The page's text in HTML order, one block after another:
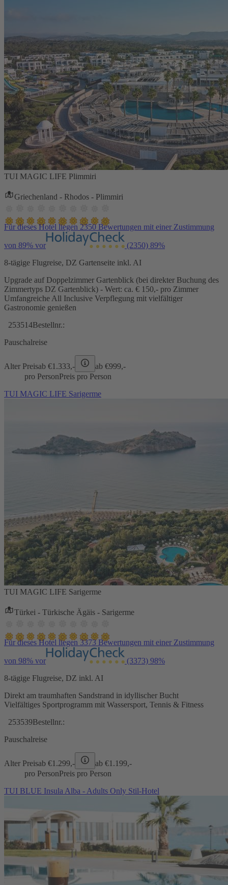
TUI MAGIC LIFE Plimmiri
Griechenland - Rhodos - Plimmiri
Für dieses Hotel liegen 2350 Bewertungen mit einer Zustimmung
von 89% vor (2350) 89%
8-tägige Flugreise, DZ Gartenseite inkl. AI
Upgrade auf Doppelzimmer Gartenblick (bei direkter Buchung des
Zimmertyps DZ Gartenblick) - Wert: ca. € 150,- pro Zimmer
Umfangreiche All Inclusive Verpflegung mit vielfältiger
Gastronomie genießen
253514Bestellnr.:
Pauschalreise
Alter Preisab €1.333,- ab €999,-
pro PersonPreis pro Person
TUI MAGIC LIFE Sarigerme
TUI MAGIC LIFE Sarigerme
Türkei - Türkische Ägäis - Sarigerme
Für dieses Hotel liegen 3373 Bewertungen mit einer Zustimmung
von 98% vor (3373) 98%
8-tägige Flugreise, DZ inkl. AI
Direkt am traumhaften Sandstrand in idyllischer Bucht
Vielfältiges Sportprogramm mit Wassersport, Tennis & Fitness
253539Bestellnr.:
Pauschalreise
Alter Preisab €1.299,- ab €1.199,-
pro PersonPreis pro Person
TUI BLUE Insula Alba - Adults Only Stil-Hotel